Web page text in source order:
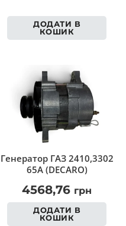
ДОДАТИ В
КОШИК
Генератор ГАЗ 2410,3302
65А (DECARO)
4568,76 грн
ДОДАТИ В
КОШИК